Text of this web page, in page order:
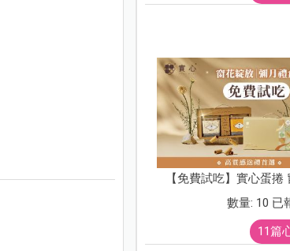
【免費試吃】實心蛋
數量: 10 已
11篇